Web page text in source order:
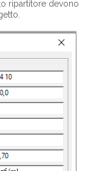
ripartitore devono